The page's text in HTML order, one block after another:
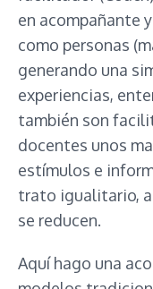
en acompañante
como personas
generando una
experiencias,
también son
docentes unos
estímulos e
trato igualitario,
se reducen.
Aquí hago una